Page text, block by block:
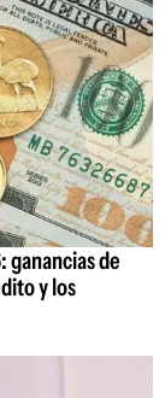
ganancias de
y los